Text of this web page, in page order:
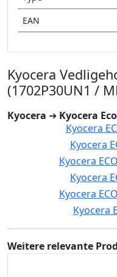
EAN
Kyocera
(1702P30UN1 /
Kyocera ➔ Kyocera
Kyocera
Kyocera
Kyocera
Kyocera
Kyocera
Kyocera
Weitere relevante